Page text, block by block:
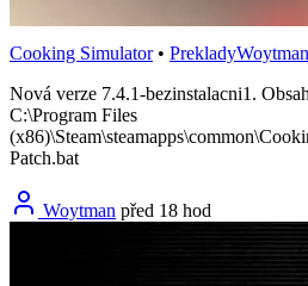
Cooking Simulator • PrekladyWoytman
Nová verze 7.4.1-bezinstalacni1.
C:\Program Files
Patch.bat
Woytman před 18 hod